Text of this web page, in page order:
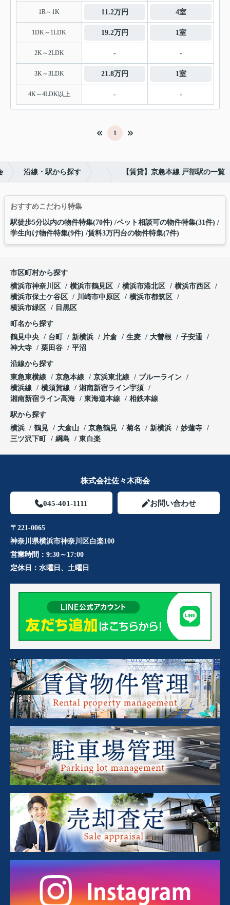
1R～1K 11.2万円 4室
1DK～1LDK 19.2万円 1室
2K～2LDK - -
3K～3LDK 21.8万円 1室
4K～4LDK以上 - -
1
沿線・駅から探す 【賃貸】京急本線 戸部駅の一覧
おすすめこだわり特集
駅徒歩5分以内の物件特集(70件) ペット相談可の物件特集(31件)
学生向け物件特集(9件) 賃料3万円台の物件特集(7件)
市区町村から探す
横浜市神奈川区
横浜市鶴見区 横浜市港北区
横浜市西区
横浜市保土ケ谷区
川崎市中原区
横浜市都筑区
横浜市緑区
目黒区
町名から探す
鶴見中央
台町 新横浜 片倉 生麦 大曽根
子安通
神大寺
栗田谷 平沼
沿線から探す
東急東横線
京急本線 京浜東北線
ブルーライン
横浜線
横須賀線
湘南新宿ライン宇須
湘南新宿ライン高海
東海道本線 相鉄本線
駅から探す
横浜
鶴見 大倉山 京急鶴見 菊名 新横浜
妙蓮寺
三ツ沢下町
綱島 東白楽
株式会社佐々木商会
045-401-1111 お問い合わせ
〒221-0065
神奈川県横浜市神奈川区白楽100
営業時間： 9:30～17:00
定休日： 水曜日、土曜日